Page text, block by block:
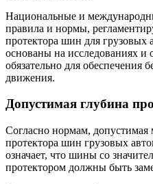
Национальные и
правила и нормы,
протектора шин для
основаны на исследованиях и
обязательно для обеспечения
движения.
Допустимая глубина
Согласно нормам, допустимая
протектора шин грузовых
означает, что шины со
протектором должны быть